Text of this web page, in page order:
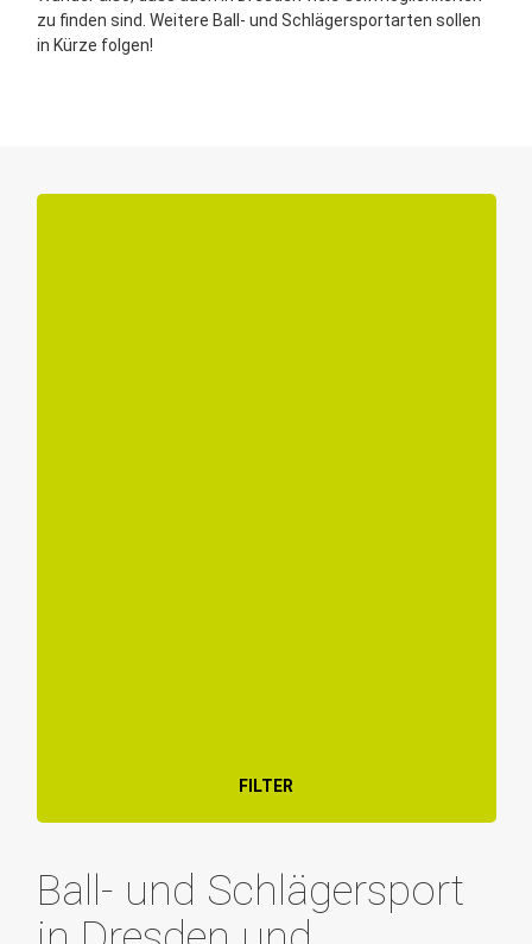
zu finden sind. Weitere Ball- und Schlägersportarten sollen
in Kürze folgen!
FILTER
Ball- und Schlägersport